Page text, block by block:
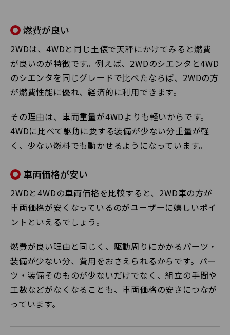
燃費が良い
2WDは、4WDと同じ土俵で天秤にかけてみると燃費
が良いのが特徴です。例えば、2WDのシエンタと4WD
のシエンタを同じグレードで比べたならば、2WDの方
が燃費性能に優れ、経済的に利用できます。
その理由は、車両重量が4WDよりも軽いからです。
4WDに比べて駆動に要する装備が少ない分重量が軽
く、少ない燃料でも動かせるようになっています。
車両価格が安い
2WDと4WDの車両価格を比較すると、2WD車の方が
車両価格が安くなっているのがユーザーに嬉しいポイ
ントといえるでしょう。
燃費が良い理由と同じく、駆動周りにかかるパーツ・
装備が少ない分、費用をおさえられるからです。パー
ツ・装備そのものが少ないだけでなく、組立の手間や
工数などがなくなることも、車両価格の安さにつなが
っています。